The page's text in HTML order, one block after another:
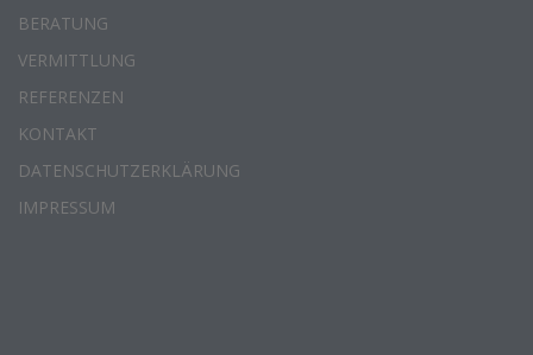
BERATUNG
VERMITTLUNG
REFERENZEN
KONTAKT
DATENSCHUTZERKLÄRUNG
IMPRESSUM